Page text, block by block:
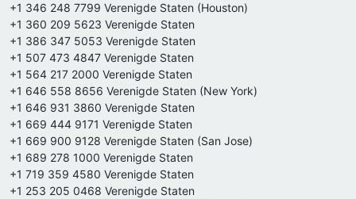
+1 346 248 7799 Verenigde Staten (Houston)
+1 360 209 5623 Verenigde Staten
+1 386 347 5053 Verenigde Staten
+1 507 473 4847 Verenigde Staten
+1 564 217 2000 Verenigde Staten
+1 646 558 8656 Verenigde Staten (New York)
+1 646 931 3860 Verenigde Staten
+1 669 444 9171 Verenigde Staten
+1 669 900 9128 Verenigde Staten (San Jose)
+1 689 278 1000 Verenigde Staten
+1 719 359 4580 Verenigde Staten
+1 253 205 0468 Verenigde Staten